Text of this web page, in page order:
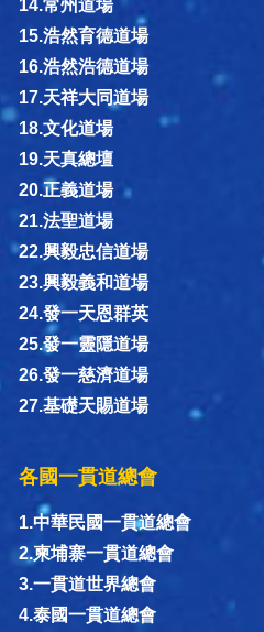
14.常州道場
15.浩然育德道場
16.浩然浩德道場
17.天祥大同道場
18.文化道場
19.天真總壇
20.正義道場
21.法聖道場
22.興毅忠信道場
23.興毅義和道場
24.發一天恩群英
25.發一靈隱道場
26.發一慈濟道場
27.基礎天賜道場
各國一貫道總會
1.中華民國一貫道總會
2.柬埔寨一貫道總會
3.一貫道世界總會
4.泰國一貫道總會